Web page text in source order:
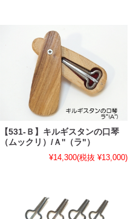
【531-Ｂ】キルギスタンの口琴
（ムックリ）/Ａ''（ラ"）
¥14,300(税抜 ¥13,000)